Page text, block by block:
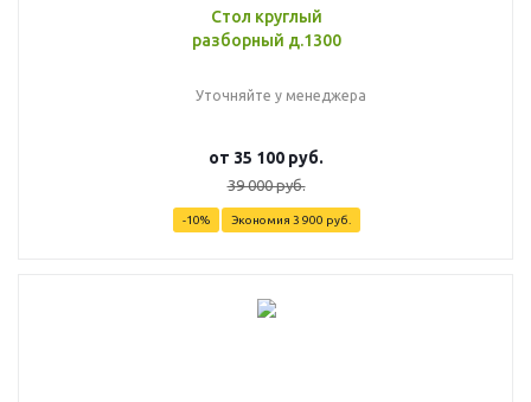
Стол круглый
разборный д.1300
Уточняйте у менеджера
от 35 100 руб.
39 000 руб.
-10% Экономия 3 900 руб.